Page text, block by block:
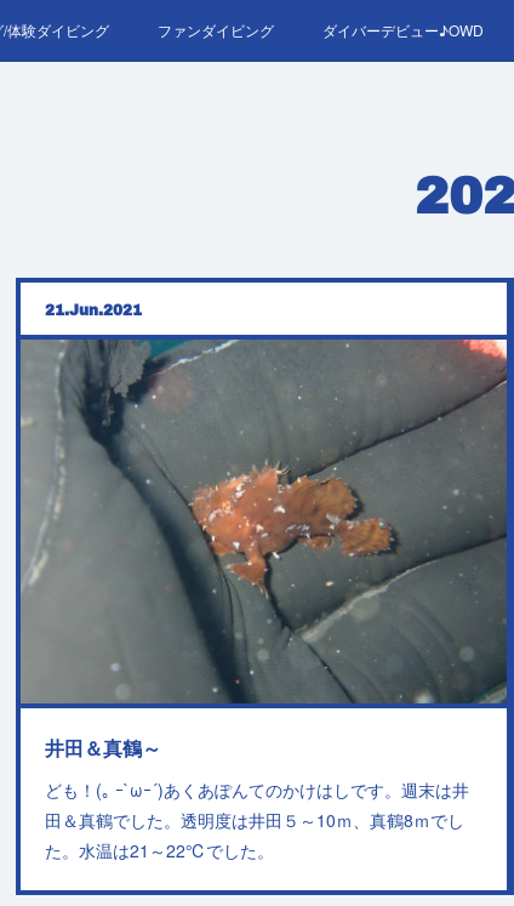
体験ダイビング ファンダイビング ダイバーデビュー♪OWD
21 Jun 2021
井田＆真鶴～
ども！(｡ ｰ`ωｰ´)あくあぽんてのかけはしです。週末は井
田＆真鶴でした。透明度は井田５～10ｍ、真鶴8ｍでし
た。水温は21～22℃でした。